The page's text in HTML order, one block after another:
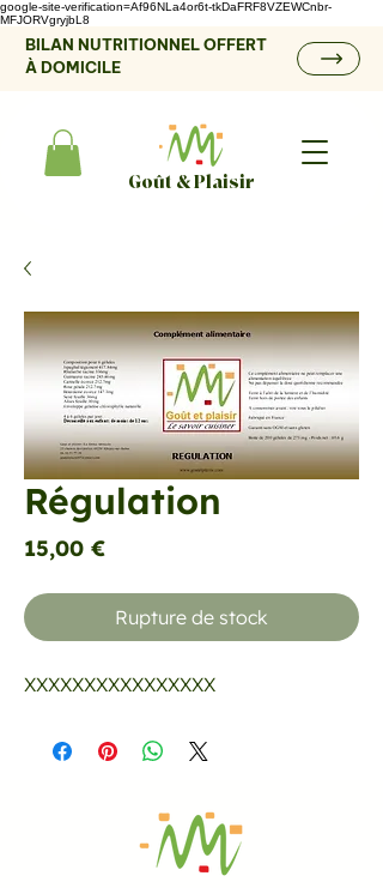
google-site-verification=Af96NLa4or6t-tkDaFRF8VZEWCnbr-
MFJORVgryjbL8
BILAN NUTRITIONNEL OFFERT
À DOMICILE
Goût & Plaisir
Régulation
15,00 €Prix
Rupture de stock
XXXXXXXXXXXXXXXX